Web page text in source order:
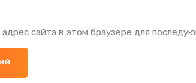
сайта в этом браузере для